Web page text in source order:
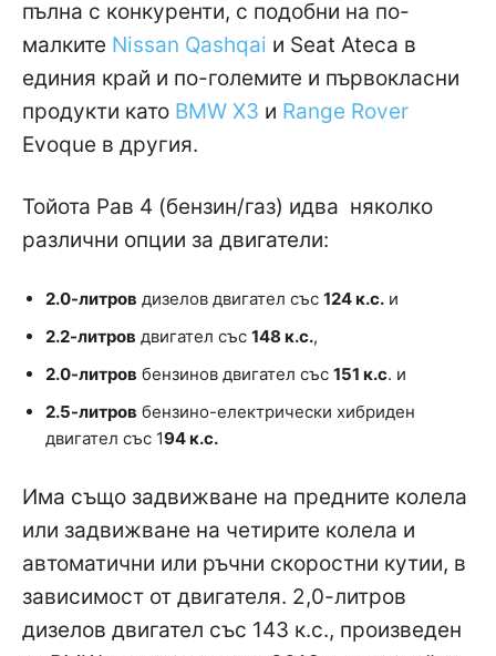
пълна с конкуренти, с подобни на по-
малките Nissan Qashqai и Seat Ateca в
единия край и по-големите и първокласни
продукти като BMW X3 и Range Rover
Evoque в другия.
Тойота Рав 4 (бензин/газ) идва няколко
различни опции за двигатели:
2.0-литров дизелов двигател със 124 к.с. и
2.2-литров двигател със 148 к.с.,
2.0-литров бензинов двигател със 151 к.с. и
2.5-литров бензино-електрически хибриден
двигател със 194 к.с.
Има също задвижване на предните колела
или задвижване на четирите колела и
автоматични или ръчни скоростни кутии, в
зависимост от двигателя. 2,0-литров
дизелов двигател със 143 к.с., произведен